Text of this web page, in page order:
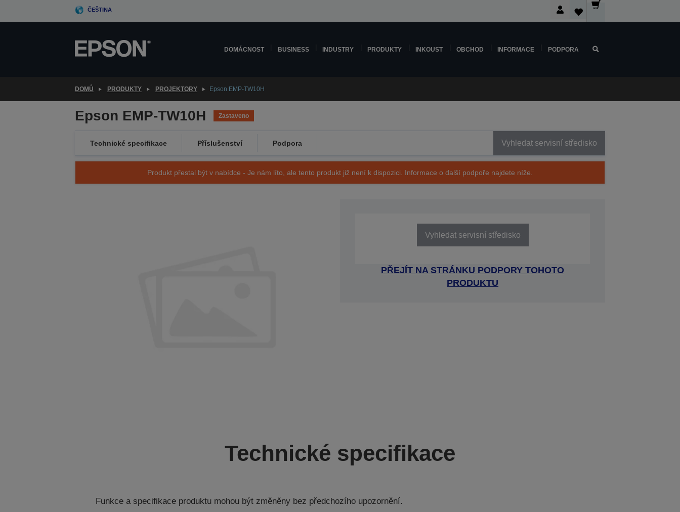
ČEŠTINA
DOMÁCNOST BUSINESS INDUSTRY PRODUKTY INKOUST OBCHOD INFORMACE PODPORA
DOMŮ PRODUKTY PROJEKTORY Epson EMP-TW10H
Epson EMP-TW10H Zastaveno
Technické specifikace Příslušenství Podpora Vyhledat servisní středisko
Produkt přestal být v nabídce - Je nám líto, ale tento produkt již není k dispozici. Informace o další podpoře najdete níže.
Vyhledat servisní středisko
PŘEJÍT NA STRÁNKU PODPORY TOHOTO
PRODUKTU
Technické specifikace
Funkce a specifikace produktu mohou být změněny bez předchozího upozornění.